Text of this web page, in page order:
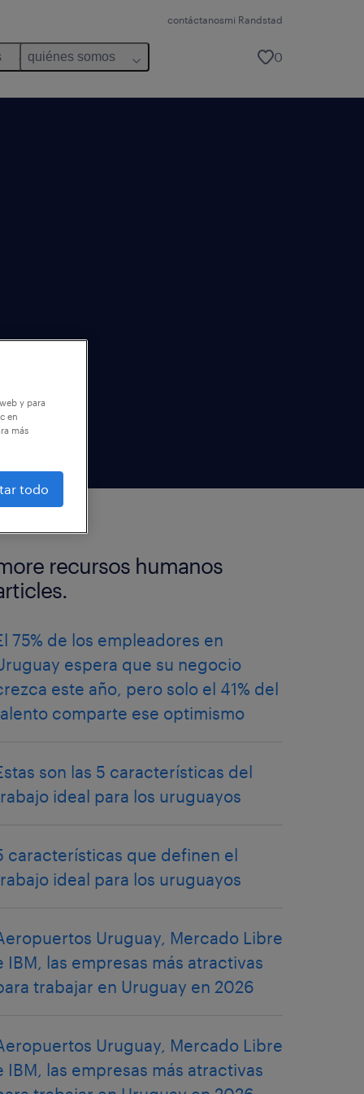
contáctanosmi Randstad
quiénes somos 0
recursos humanos
75% de los empleadores en
espera que su negocio
este año, pero solo el 41% del
comparte ese optimismo
son las 5 características del
ideal para los uruguayos
características que definen el
ideal para los uruguayos
Uruguay, Mercado Libre
IBM, las empresas más atractivas
trabajar en Uruguay en 2026
Uruguay, Mercado Libre
IBM, las empresas más atractivas
y para
en
más
todo